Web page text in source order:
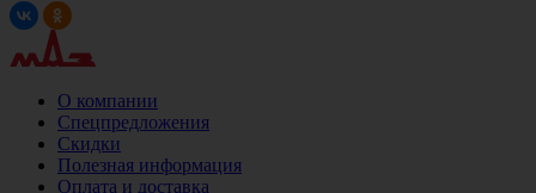
О компании
Спецпредложения
Скидки
Полезная информация
Оплата и доставка